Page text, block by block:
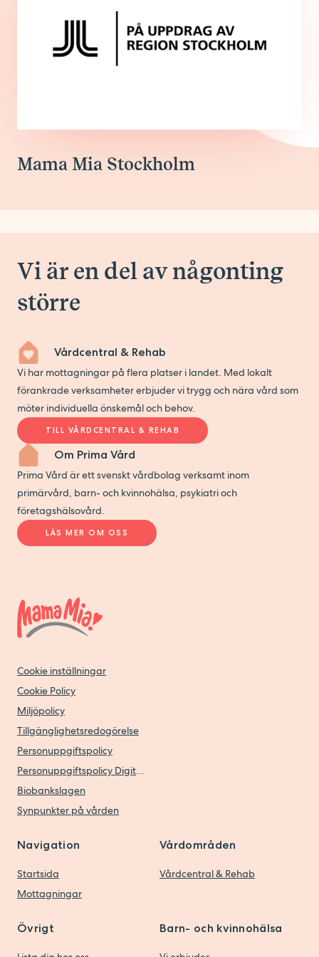
Mama Mia Stockholm
Vi är en del av någonting
större
Vårdcentral & Rehab
Vi har mottagningar på flera platser i landet. Med lokalt
förankrade verksamheter erbjuder vi trygg och nära vård som
möter individuella önskemål och behov.
TILL VÅRDCENTRAL & REHAB
Om Prima Vård
Prima Vård är ett svenskt vårdbolag verksamt inom
primärvård, barn- och kvinnohälsa, psykiatri och
företagshälsovård.
LÄS MER OM OSS
Cookie inställningar
Cookie Policy
Miljöpolicy
Tillgänglighetsredogörelse
Personuppgiftspolicy
Personuppgiftspolicy Digitala vårdtjänster
Biobankslagen
Synpunkter på vården
Navigation
Startsida
Mottagningar
Vårdområden
Vårdcentral & Rehab
Övrigt Barn- och kvinnohälsa